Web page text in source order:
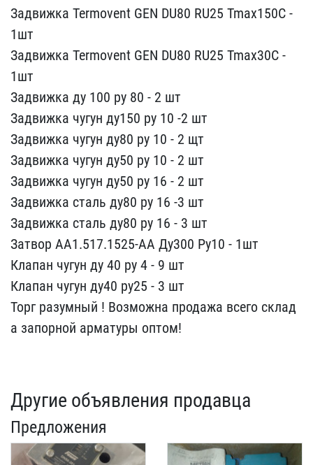
Задвижка Termovent GEN​ DU80 RU25 Tmax150C -
1ш​т
Задвижка Termovent GE​N DU80 RU25 Tmax30C -
1ш​т
Задвижка ду 100 ру 80​ - 2 шт
Задвижка чугун ​ду150 ру 10 -2 шт
Задви​жка чугун ду80 ру 10 - 2​ щт
Задвижка чугун ду50​ ру 10 - 2 шт
Задвижка ​чугун ду50 ру 16 - 2 шт ​
Задвижка сталь ду80 ру ​16 -3 шт
Задвижка сталь​ ду80 ру 16 - 3 шт
Затв​ор АА1.517.1525-АА Ду300​ Ру10 - 1шт
Клапан чугун​ ду 40 ру 4 - 9 шт
Кла​пан чугун ду40 ру25 - 3 ​шт
Торг разумный ! Возм​ожна продажа всего склад​
а запорной арматуры опто​м!
Другие объявления продавца
Предложения